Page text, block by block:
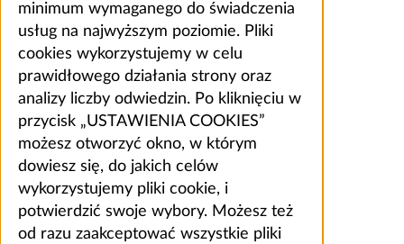
minimum wymaganego do świadczenia
usług na najwyższym poziomie. Pliki
cookies wykorzystujemy w celu
prawidłowego działania strony oraz
analizy liczby odwiedzin. Po kliknięciu w
przycisk „USTAWIENIA COOKIES”
możesz otworzyć okno, w którym
dowiesz się, do jakich celów
wykorzystujemy pliki cookie, i
potwierdzić swoje wybory. Możesz też
od razu zaakceptować wszystkie pliki